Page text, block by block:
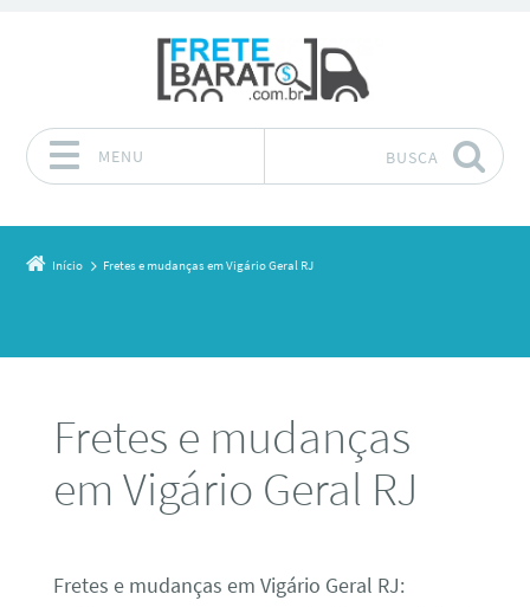
MENU BUSCA
Início Fretes e mudanças em Vigário Geral RJ
Fretes e mudanças
em Vigário Geral RJ
Fretes e mudanças em Vigário Geral RJ: